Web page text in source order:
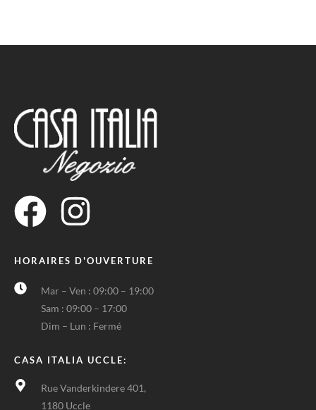
HORAIRES D'OUVERTURE
Mar – Ven : 09:00 – 19:00
Sam : 09:00 – 17:00
Dim – Lun : Fermé
CASA ITALIA UCCLE:
Rue Vanderkindere 401,
1180 Uccle